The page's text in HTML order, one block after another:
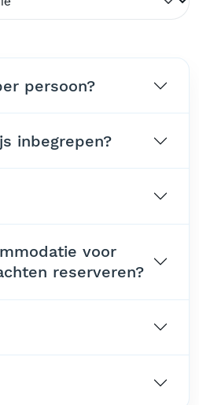
persoon?
inbegrepen?
voor
reserveren?